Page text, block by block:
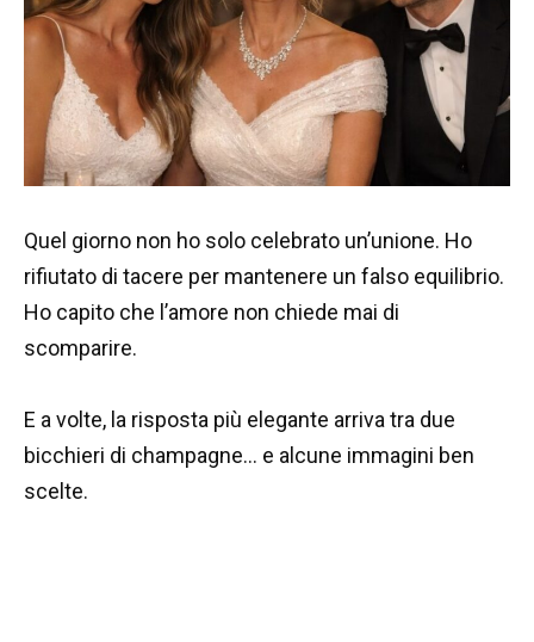
Quel giorno non ho solo celebrato un’unione. Ho
rifiutato di tacere per mantenere un falso equilibrio.
Ho capito che l’amore non chiede mai di
scomparire.
E a volte, la risposta più elegante arriva tra due
bicchieri di champagne… e alcune immagini ben
scelte.